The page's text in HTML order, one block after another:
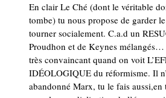
En clair Le Ché (dont le véritable
tombe) tu nous propose de garder
tourner socialement. C.a.d un
Proudhon et de Keynes
très convaincant quand on voit
IDÉOLOGIQUE du réformisme. Il
abandonné Marx, tu le fais